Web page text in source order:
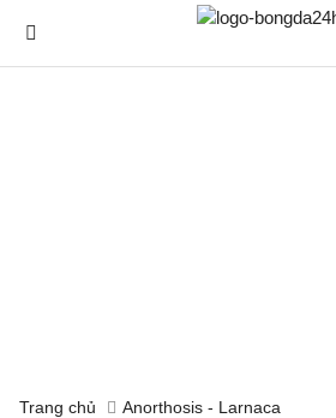
Trang chủ Anorthosis - Larnaca